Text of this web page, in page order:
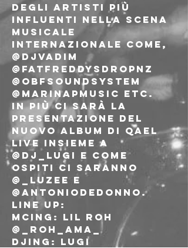
degli artisti più
influenti nella scena
musicale
internazionale come,
@djvadim
@fatfreddysdropnz
@obfsoundsystem
@marinapmusic etc.
In più ci sarà la
presentazione del
nuovo album di QAEL
live insieme a
@dj_lugi e come
ospiti ci saranno
@_luzee e
@antoniodedonno.
Line up:
Mcing: LIL ROH
@_roh_ama_
Djing: LUGI